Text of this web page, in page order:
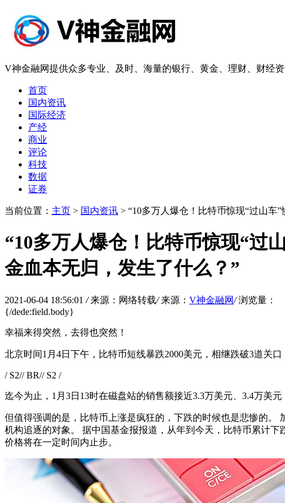
V神金融网提供众多专业、及时、海量的银行、黄金、理财、财经
首页
国内资讯
国际经济
产经
商业
评论
科技
数据
证券
当前位置： 主页 > 国内资讯 > “10多万人爆仓！比特币惊现“过山车
“10多万人爆仓！比特币惊现“过
金血本无归，发生了什么？”
2021-06-04 18:56:01 / 来源：网络转载/ 来源： V神金融网/ 浏览量：
{/dede:field.body}
幸福来得突然，去得也突然！
北京时间1月4日下午，比特币短线暴跌2000美元，相继跌破3道关
/ S2// BR// S2 /
迄今为止，1月3日13时在磁盘站的销售额接近3.3万美元、3.4万美
但值得强调的是，比特币上涨是疯狂的，下跌的时候也是悲惨的。
机构追逐的对象。 据中国基金报报道，从年到今天，比特币累计下
价格将在一定时间内止步。